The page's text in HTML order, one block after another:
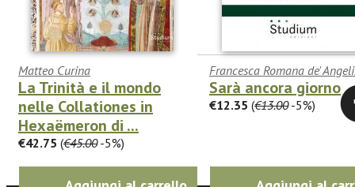
Matteo Curina
La Trinità e il mondo
nelle Collationes in
Hexaëmeron di ...
€42.75 (€45.00-5%)
Francesca Romana de'
Sarà ancora giorno
€12.35 (€13.00-5%)
Twitter